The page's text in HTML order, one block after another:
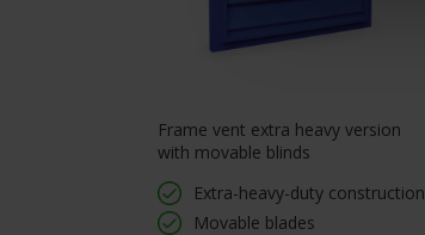
Frame vent extra heavy version
with movable blinds
Extra-heavy-duty construction
Movable blades